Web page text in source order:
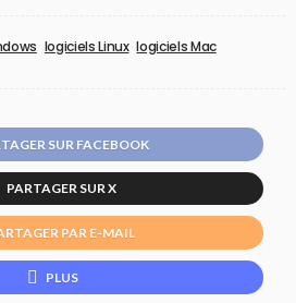
logiciels Linux logiciels Mac
SUR FACEBOOK
PARTAGER SUR X
PAR E-MAIL
PLUS